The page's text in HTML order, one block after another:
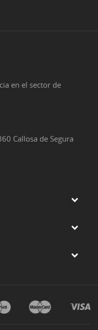
en el sector de
Callosa de Segura